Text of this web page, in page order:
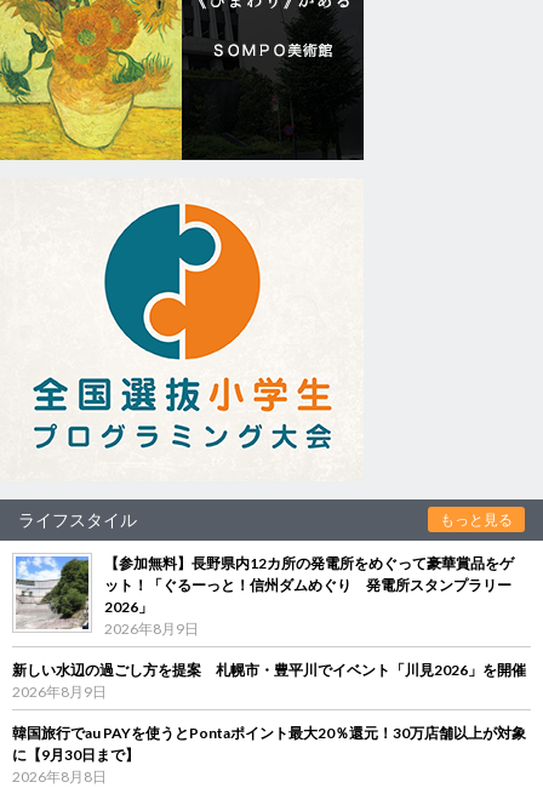
ライフスタイル もっと見る
【参加無料】長野県内12カ所の発電所をめぐって豪華賞品をゲ
ット！「ぐるーっと！信州ダムめぐり 発電所スタンプラリー
2026」
2026年8月9日
新しい水辺の過ごし方を提案 札幌市・豊平川でイベント「川見2026」を開催
2026年8月9日
韓国旅行でau PAYを使うとPontaポイント最大20％還元！30万店舗以上が対象
に【9月30日まで】
2026年8月8日